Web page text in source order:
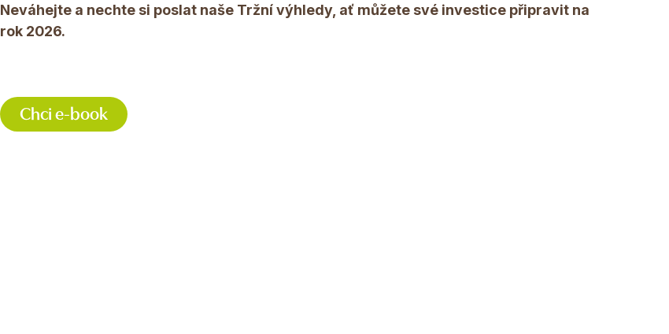
Neváhejte a nechte si poslat naše Tržní výhledy, ať můžete své investice připravit na
rok 2026.
Chci e-book